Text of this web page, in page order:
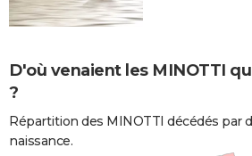
D'où venaient les MINOTTI
?
Répartition des MINOTTI décédés par
naissance.